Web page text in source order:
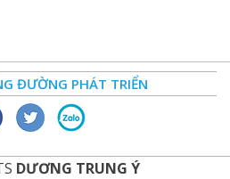
ĐƯỜNG PHÁT TRIỂN
DƯƠNG TRUNG Ý